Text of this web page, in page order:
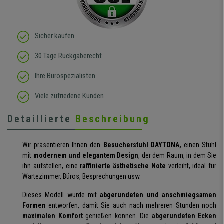
Körperbewegung an.
Klare Kaufempfehlung!
Sicher kaufen
30 Tage Rückgaberecht
Ihre Bürospezialisten
Viele zufriedene Kunden
Detaillierte Beschreibung
Wir präsentieren Ihnen den Besucherstuhl DAYTONA, einen Stuhl
mit modernem und elegantem Design, der dem Raum, in dem Sie
ihn aufstellen, eine raffinierte ästhetische Note verleiht, ideal für
Wartezimmer, Büros, Besprechungen usw.
Dieses Modell wurde mitabgerundeten und anschmiegsamen
Formen entworfen, damit Sie auch nach mehreren Stunden noch
maximalen Komfortgenießen können. Die abgerundeten Ecken